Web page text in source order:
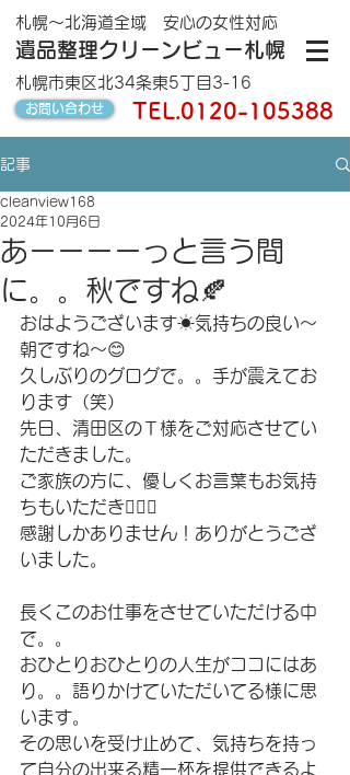
遺品整理クリーンビュー札幌
札幌～北海道全域 安心の女性対応
札幌市東区北34条東5丁目3-16
お問い合わせ TEL.0120-105388
記事
あーーーーっと言う間
に。。秋ですね🍂
cleanview168
2024年10月6日
おはようございます☀気持ちの良い〜
朝ですね〜😊
久しぶりのグログで。。手が震えてお
ります（笑）
先日、清田区のＴ様をご対応させてい
ただきました。
ご家族の方に、優しくお言葉もお気持
ちもいただき🙇‍♂️✨
感謝しかありません！ありがとうござ
いました。
長くこのお仕事をさせていただける中
で。。
おひとりおひとりの人生がココにはあ
り。。語りかけていただいてる様に思
います。
その思いを受け止めて、気持ちを持っ
て自分の出来る精一杯を提供できるよ